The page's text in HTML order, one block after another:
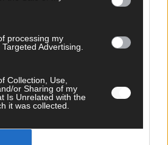
processing my
Advertising.
Collection, Use,
or Sharing of my
Is Unrelated with the
it was collected.
2026: Das erste Halbfinale – der